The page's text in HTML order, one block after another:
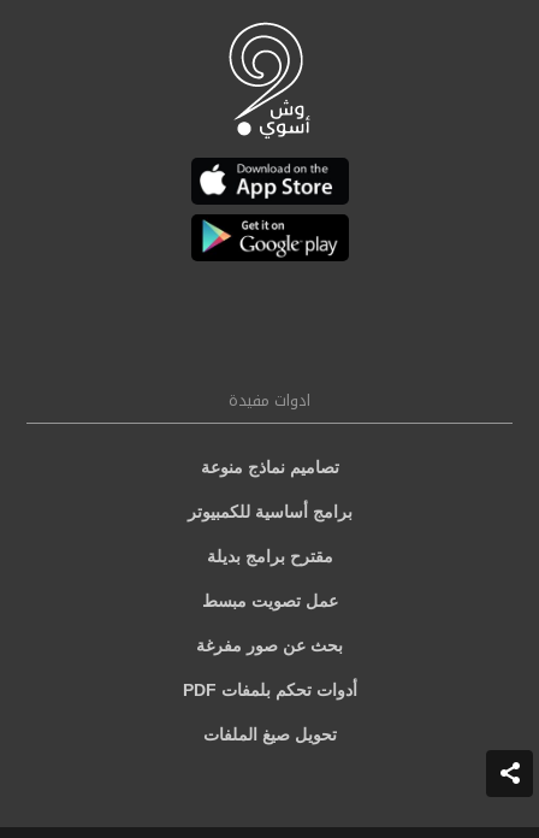
ادوات مفيدة
تصاميم نماذج منوعة
برامج أساسية للكمبيوتر
مقترح برامج بديلة
عمل تصويت مبسط
بحث عن صور مفرغة
أدوات تحكم بلمفات PDF
تحويل صيغ الملفات